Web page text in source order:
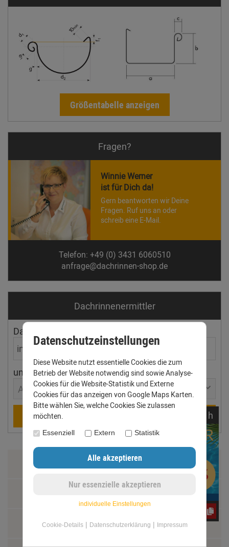
Größentabelle anzeigen
Fragen?
Winnie Werner
ist für Dich da!
Gern beantworten wir Deine
Fragen. Ruf uns an oder
schreib eine E-Mail.
Telefon: +49 (0) 3431 6060510
anfrage@dachrinnen-shop.de
Dachrinnen­ermittler
Dachfläche
ungefährer Ort
Aachen
Zahlung & Versand
AGB
h
Datenschutzeinstellungen
Diese Website nutzt essentielle Cookies die zum
Betrieb der Website notwendig sind sowie Analyse-
Cookies für die Website-Statistik und Externe
Cookies für das anzeigen von Google Maps Karten.
Bitte wählen Sie, welche Cookies Sie zulassen
möchten.
Essenziell Extern Statistik
individuelle Einstellungen
Cookie-Details| Datenschutzerklärung | Impressum